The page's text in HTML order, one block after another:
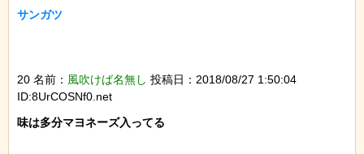
サンガツ
20 名前： 風吹けば名無し 投稿日：2018/08/27 1:50:04
ID:8UrCOSNf0.net
味は多分マヨネーズ入ってる